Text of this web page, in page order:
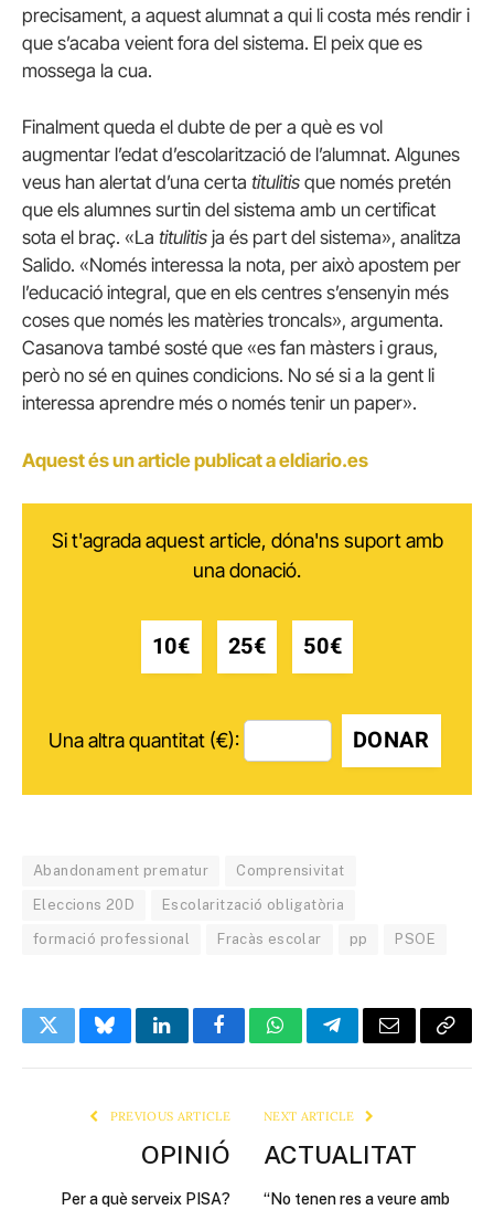
precisament, a aquest alumnat a qui li costa més rendir i
que s’acaba veient fora del sistema. El peix que es
mossega la cua.
Finalment queda el dubte de per a què es vol
augmentar l’edat d’escolarització de l’alumnat. Algunes
veus han alertat d’una certa titulitis que només pretén
que els alumnes surtin del sistema amb un certificat
sota el braç. «La titulitis ja és part del sistema», analitza
Salido. «Només interessa la nota, per això apostem per
l’educació integral, que en els centres s’ensenyin més
coses que només les matèries troncals», argumenta.
Casanova també sosté que «es fan màsters i graus,
però no sé en quines condicions. No sé si a la gent li
interessa aprendre més o només tenir un paper».
Aquest és un article publicat a eldiario.es
Si t'agrada aquest article, dóna'ns suport amb
una donació.
10€ 25€ 50€
Una altra quantitat (€): DONAR
Abandonament prematur Comprensivitat
Eleccions 20D Escolarització obligatòria
formació professional Fracàs escolar pp PSOE
TwitterBlueskyLinkedInFacebookWhatsAppTelegramEmail Copy
PREVIOUS ARTICLE
OPINIÓ
Per a què serveix PISA?
NEXT ARTICLE
ACTUALITAT
“No tenen res a veure amb